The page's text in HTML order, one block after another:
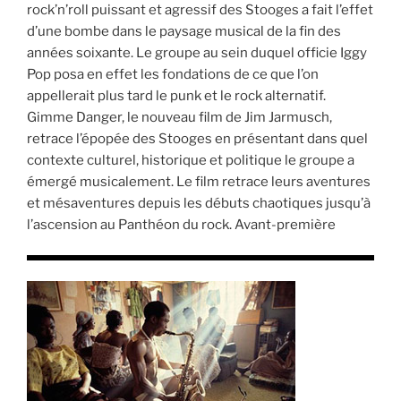
rock’n’roll puissant et agressif des Stooges a fait l’effet
d’une bombe dans le paysage musical de la fin des
années soixante. Le groupe au sein duquel officie Iggy
Pop posa en effet les fondations de ce que l’on
appellerait plus tard le punk et le rock alternatif.
Gimme Danger, le nouveau film de Jim Jarmusch,
retrace l’épopée des Stooges en présentant dans quel
contexte culturel, historique et politique le groupe a
émergé musicalement. Le film retrace leurs aventures
et mésaventures depuis les débuts chaotiques jusqu’à
l’ascension au Panthéon du rock. Avant-première